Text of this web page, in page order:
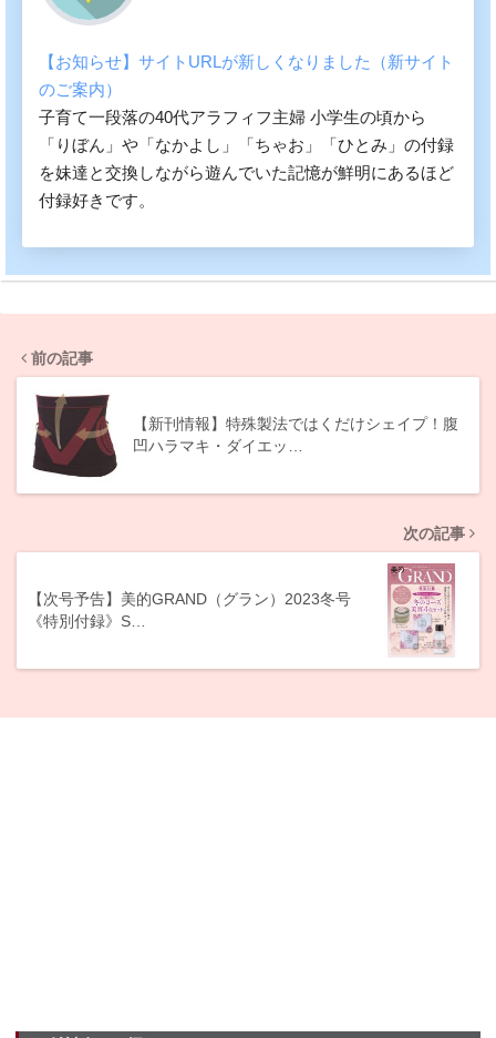
【お知らせ】サイトURLが新しくなりました（新サイト
のご案内）
子育て一段落の40代アラフィフ主婦 小学生の頃から
「りぼん」や「なかよし」「ちゃお」「ひとみ」の付録
を妹達と交換しながら遊んでいた記憶が鮮明にあるほど
付録好きです。
前の記事
【新刊情報】特殊製法ではくだけシェイプ！腹
凹ハラマキ・ダイエッ…
次の記事
【次号予告】美的GRAND（グラン）2023冬号
《特別付録》S…